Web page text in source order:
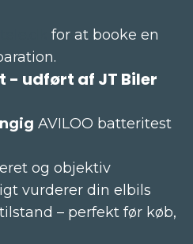
for at booke en
- udført af JT Biler
AVILOO batteritest
og objektiv
vurderer din elbils
– perfekt før køb,